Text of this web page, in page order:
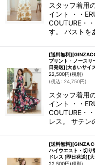
スタッフ着用
イント ・・
COUTURE・
す。 バストを
[送料無料
プリント・ノースリ
日発送][大きいサイ
22,500円(税別)
(税込 : 24,750円)
スタッフ着用
イント ・・
COUTURE・
レス。 サテン
[送料無料][GINZA
ハイウエスト・切り
ドレス [即日発送][
22,500円(税別)